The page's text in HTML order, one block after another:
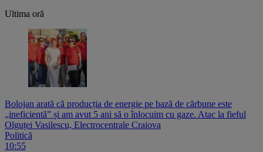
Ultima oră
Bolojan arată că producția de energie pe bază de cărbune este
„ineficientă” și am avut 5 ani să o înlocuim cu gaze. Atac la fieful
Olguței Vasilescu, Electrocentrale Craiova
Politică
10:55